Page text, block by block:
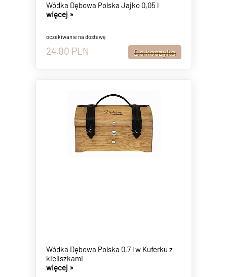
Wódka Dębowa Polska Jajko 0,05 l
więcej »
oczekiwanie na dostawę
24.00 PLN
Wódka Dębowa Polska 0,7 l w Kuferku z
kieliszkami
więcej »